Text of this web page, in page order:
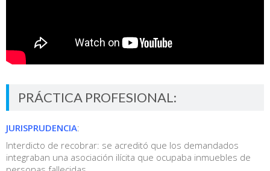
PRÁCTICA PROFESIONAL:
JURISPRUDENCIA:
Interdicto de recobrar: se acreditó que los demandados
integraban una asociación ilícita que ocupaba inmuebles de